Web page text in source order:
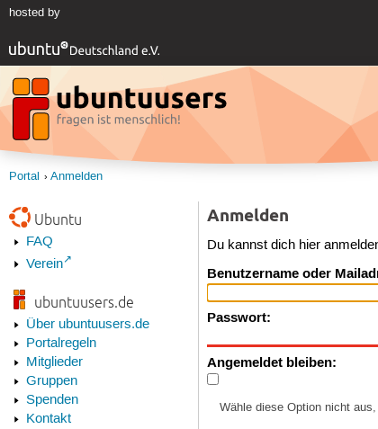
hosted by
Portal Anmelden
Ubuntu
FAQ
Verein
ubuntuusers.de
Über ubuntuusers.de
Portalregeln
Mitglieder
Gruppen
Spenden
Kontakt
Anmelden
Du kannst dich hier
Benutzername oder
Passwort:
Angemeldet bleiben:
Wähle diese Option nicht